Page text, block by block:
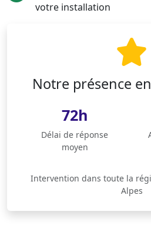
votre installation
Notre présence
72h
Délai de réponse
moyen
Intervention dans toute la
Alpes